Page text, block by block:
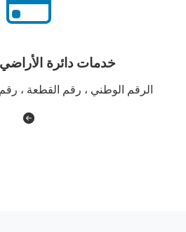
خدمات دائرة
الرقم الوطني ، رقم القطعة ،